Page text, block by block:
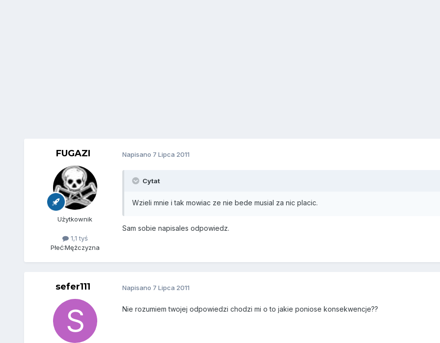
FUGAZI
Użytkownik
1,1 tyś
Płeć:Mężczyzna
Napisano 7 Lipca 2011
Cytat
Wzieli mnie i tak mowiac ze nie bede musial za nic placic.
Sam sobie napisales odpowiedz.
sefer111 Napisano 7 Lipca 2011
Nie rozumiem twojej odpowiedzi chodzi mi o to jakie poniose konsekwencje??